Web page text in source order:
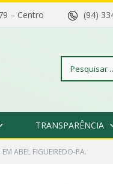
79 – Centro (94)
Pesquisar
por:
TRANSPARÊNCIA
ABEL FIGUEIREDO-PA.